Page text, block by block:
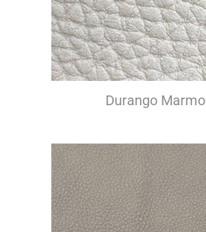
Durango Marmo